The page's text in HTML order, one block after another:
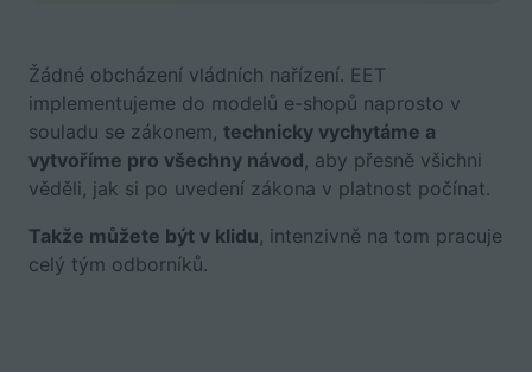
Žádné obcházení vládních nařízení. EET
implementujeme do modelů e-shopů naprosto v
souladu se zákonem, technicky vychytáme a
vytvoříme pro všechny návod, aby přesně všichni
věděli, jak si po uvedení zákona v platnost počínat.
Takže můžete být v klidu, intenzivně na tom pracuje
celý tým odborníků.